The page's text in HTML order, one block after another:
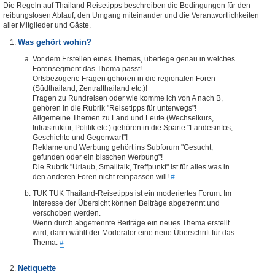
Die Regeln auf Thailand Reisetipps beschreiben die Bedingungen für den
reibungslosen Ablauf, den Umgang miteinander und die Verantwortlichkeiten
aller Mitglieder und Gäste.
Was gehört wohin?
Vor dem Erstellen eines Themas, überlege genau in welches
Forensegment das Thema passt!
Ortsbezogene Fragen gehören in die regionalen Foren
(Südthailand, Zentralthailand etc.)!
Fragen zu Rundreisen oder wie komme ich von A nach B,
gehören in die Rubrik "Reisetipps für unterwegs"!
Allgemeine Themen zu Land und Leute (Wechselkurs,
Infrastruktur, Politik etc.) gehören in die Sparte "Landesinfos,
Geschichte und Gegenwart"!
Reklame und Werbung gehört ins Subforum "Gesucht,
gefunden oder ein bisschen Werbung"!
Die Rubrik "Urlaub, Smalltalk, Treffpunkt" ist für alles was in
den anderen Foren nicht reinpassen will! #
TUK TUK Thailand-Reisetipps ist ein moderiertes Forum. Im
Interesse der Übersicht können Beiträge abgetrennt und
verschoben werden.
Wenn durch abgetrennte Beiträge ein neues Thema erstellt
wird, dann wählt der Moderator eine neue Überschrift für das
Thema. #
Netiquette